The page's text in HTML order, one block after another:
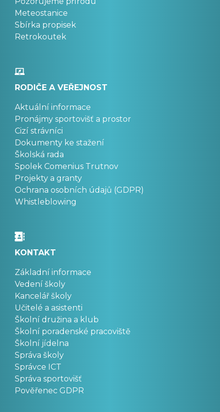
Meteostanice
Sbírka propisek
Retrokoutek
RODIČE A VEŘEJNOST
Aktuální informace
Pronájmy sportovišť a prostor
Cizí strávníci
Dokumenty ke stažení
Školská rada
Spolek Comenius Trutnov
Projekty a granty
Ochrana osobních údajů (GDPR)
Whistleblowing
KONTAKT
Základní informace
Vedení školy
Kancelář školy
Učitelé a asistenti
Školní družina a klub
Školní poradenské pracoviště
Školní jídelna
Správa školy
Správce ICT
Správa sportovišť
Pověřenec GDPR